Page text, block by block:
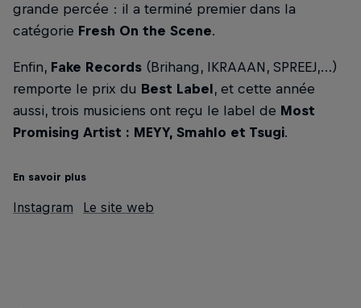
grande percée : il a terminé premier dans la
catégorie Fresh On the Scene.
Enfin, Fake Records (Brihang, IKRAAAN, SPREEJ,…)
remporte le prix du Best Label, et cette année
aussi, trois musiciens ont reçu le label de Most
Promising Artist : MEYY, Smahlo et Tsugi.
En savoir plus
Instagram Le site web